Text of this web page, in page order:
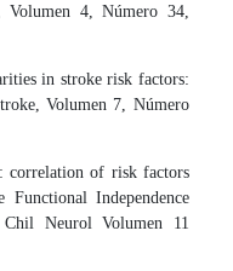
4, Número 34,
in stroke risk factors:
Volumen 7, Número
correlation of risk factors
Independence
Neurol Volumen 11